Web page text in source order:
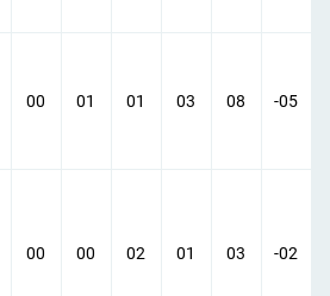
00 01 01 03 08 -05
00 00 02 01 03 -02